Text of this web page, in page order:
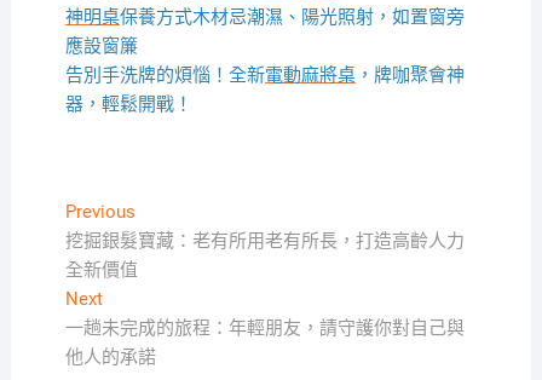
神明桌保養方式木材忌潮濕、陽光照射，如置窗旁
應設窗簾
告別手洗牌的煩惱！全新電動麻將桌，牌咖聚會神
器，輕鬆開戰！
文
章
導
覽
PreviousPrevious
post:
挖掘銀髮寶藏：老有所用老有所長，打造高齡人力
全新價值
NextNext
post:
一趟未完成的旅程：年輕朋友，請守護你對自己與
他人的承諾